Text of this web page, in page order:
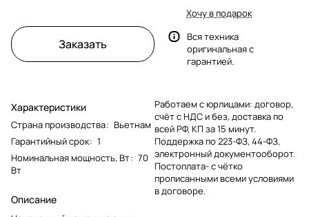
Заказать
Характеристики
Страна производства: Вьетнам
Гарантийный срок: 1
Номинальная мощность, Вт: 70
Вт
Описание
Хочу в подарок
Вся техника
оригинальная с
гарантией.
Работаем с юрлицами: договор,
счёт с НДС и без, доставка по
всей РФ, КП за 15 минут.
Поддержка по 223-ФЗ, 44-ФЗ,
электронный документооборот.
Постоплата- с чётко
прописанными всеми условиями
в договоре.